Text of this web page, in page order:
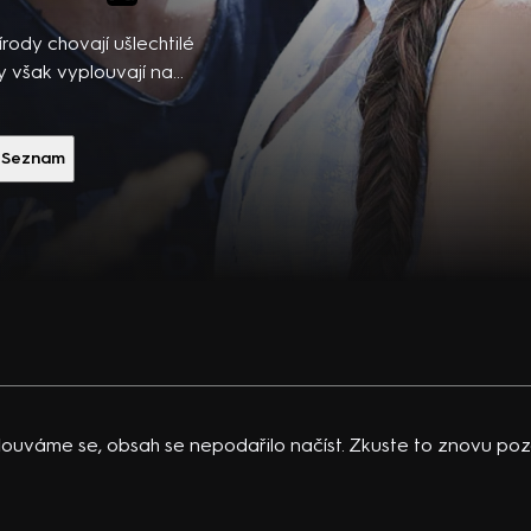
chovají ušlechtilé
však vyplouvají na
rodina ukrývá temné
I. Romančík, M.
Z. Marianková
Seznam
se, obsah se nepodařilo načíst. Zkuste to znovu
K.